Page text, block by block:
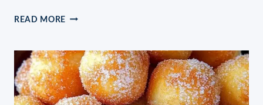
READ MORE ZIMTSCHNECKEN